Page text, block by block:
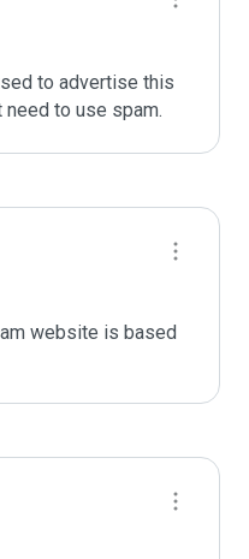
to advertise this
to use spam.
website is based